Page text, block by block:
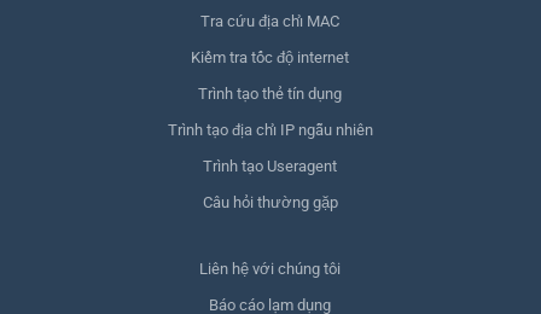
Tra cứu địa chỉ MAC
Kiểm tra tốc độ internet
Trình tạo thẻ tín dụng
Trình tạo địa chỉ IP ngẫu nhiên
Trình tạo Useragent
Câu hỏi thường gặp
Liên hệ với chúng tôi
Báo cáo lạm dụng